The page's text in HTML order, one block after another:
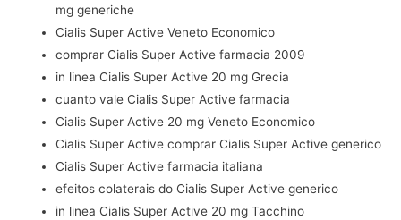
mg generiche
Cialis Super Active Veneto Economico
comprar Cialis Super Active farmacia 2009
in linea Cialis Super Active 20 mg Grecia
cuanto vale Cialis Super Active farmacia
Cialis Super Active 20 mg Veneto Economico
Cialis Super Active comprar Cialis Super Active generico
Cialis Super Active farmacia italiana
efeitos colaterais do Cialis Super Active generico
in linea Cialis Super Active 20 mg Tacchino